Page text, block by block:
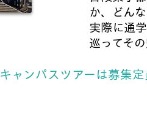
か、どん
実際に通
巡ってそ
キャンパスツアーは募集